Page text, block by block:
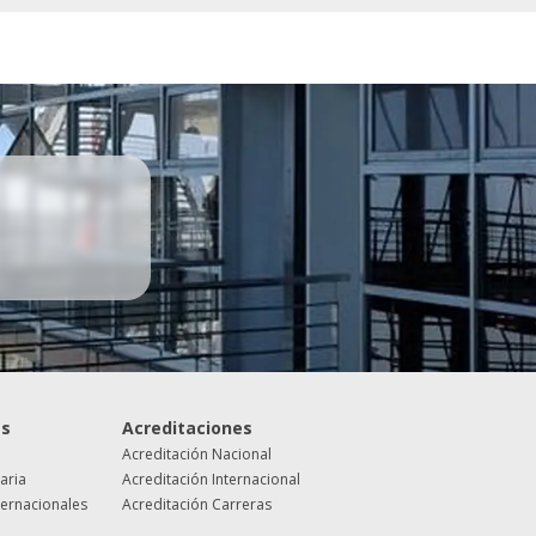
Acreditaciones
Acreditación Nacional
Acreditación Internacional
Acreditación Carreras